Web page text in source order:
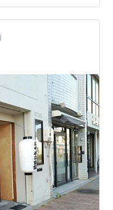
イヤどおり運行する
ガラガラの自由席）
んど降っていなか
に乗り換え、東寺に